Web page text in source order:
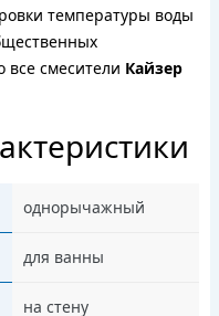
температуры воды
все смесители Кайзер
однорычажный
для ванны
на стену